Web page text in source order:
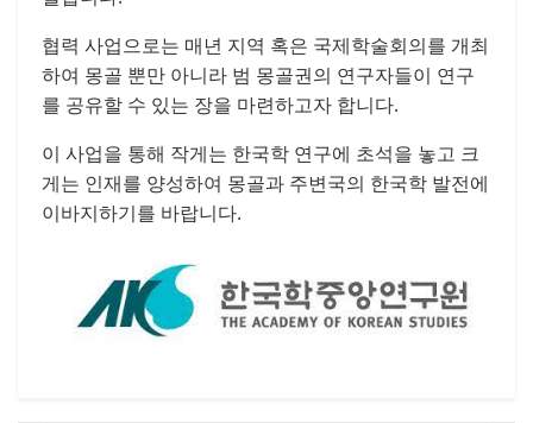
협력 사업으로는 매년 지역 혹은 국제학술회의를 개최
하여 몽골 뿐만 아니라 범 몽골권의 연구자들이 연구
를 공유할 수 있는 장을 마련하고자 합니다.
이 사업을 통해 작게는 한국학 연구에 초석을 놓고 크
게는 인재를 양성하여 몽골과 주변국의 한국학 발전에
이바지하기를 바랍니다.